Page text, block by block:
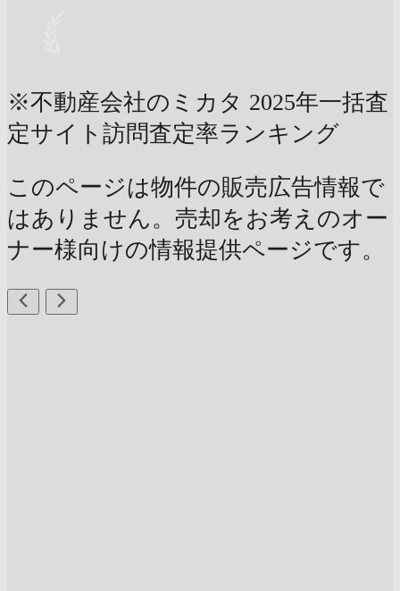
※不動産会社のミカタ 2025年一括査
定サイト訪問査定率ランキング
このページは物件の販売広告情報で
はありません。売却をお考えのオー
ナー様向けの情報提供ページです。